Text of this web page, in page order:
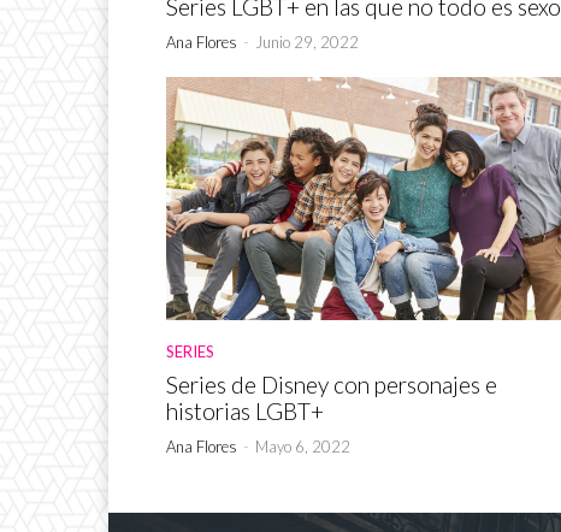
Series LGBT+ en las que no todo es sexo
Ana Flores - Junio 29, 2022
SERIES
Series de Disney con personajes e
historias LGBT+
Ana Flores - Mayo 6, 2022